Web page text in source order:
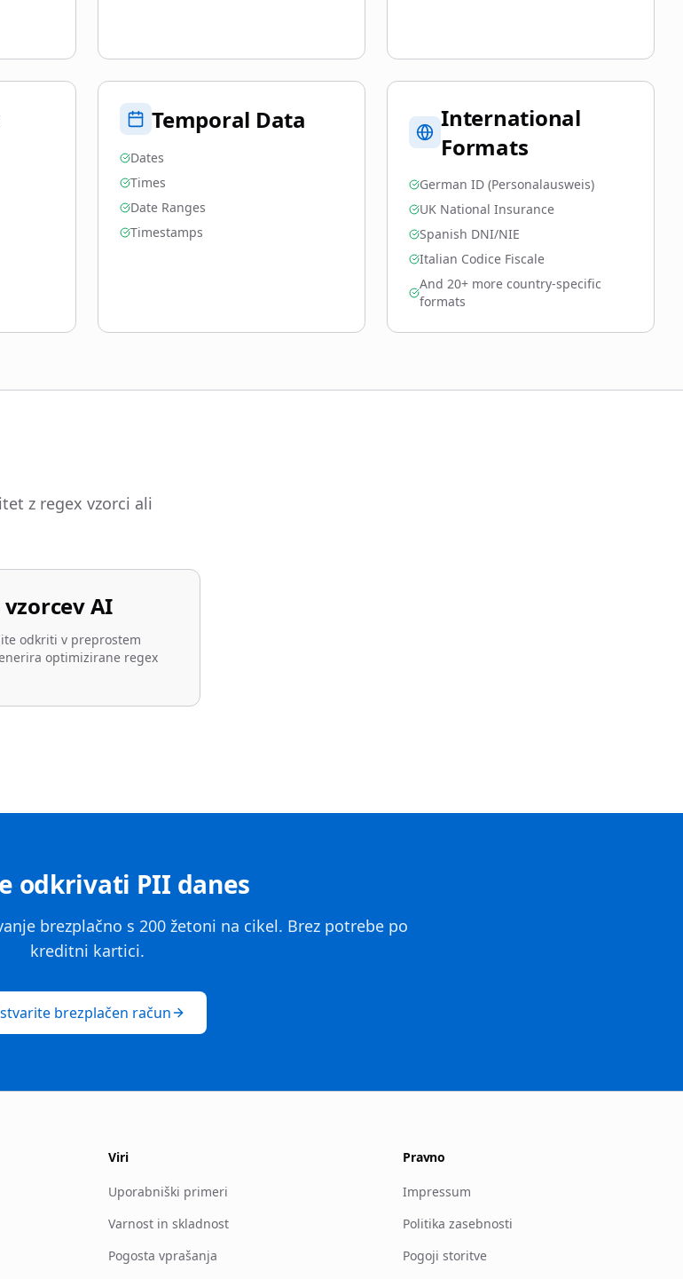
Temporal Data
Dates
Times
Date Ranges
Timestamps
International
Formats
German ID (Personalausweis)
UK National Insurance
Spanish DNI/NIE
Italian Codice Fiscale
And 20+ more country-specific
formats
z regex vzorci ali
AI
odkriti v preprostem
optimizirane regex
odkrivati PII danes
brezplačno s 200 žetoni na cikel. Brez potrebe po
kreditni kartici.
brezplačen račun
Viri
Uporabniški primeri
Varnost in skladnost
Pogosta vprašanja
Pravno
Impressum
Politika zasebnosti
Pogoji storitve